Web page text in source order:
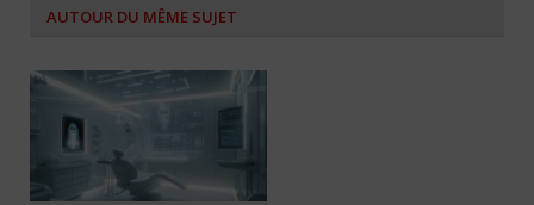
AUTOUR DU MÊME SUJET